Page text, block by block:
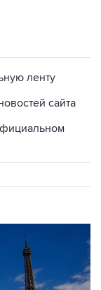
ленту
сайта